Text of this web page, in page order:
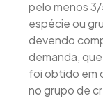
pelo menos
espécie ou
devendo
demanda,
foi obtido em
no grupo de